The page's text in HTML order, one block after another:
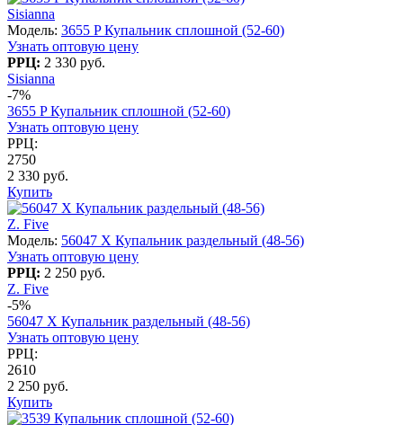
Sisianna
Модель: 3655 P Купальник сплошной (52-60)
Узнать оптовую цену
РРЦ: 2 330 руб.
Sisianna
-7%
3655 P Купальник сплошной (52-60)
Узнать оптовую цену
РРЦ:
2750
2 330 руб.
Купить
Z. Five
Модель: 56047 X Купальник раздельный (48-56)
Узнать оптовую цену
РРЦ: 2 250 руб.
Z. Five
-5%
56047 X Купальник раздельный (48-56)
Узнать оптовую цену
РРЦ:
2610
2 250 руб.
Купить